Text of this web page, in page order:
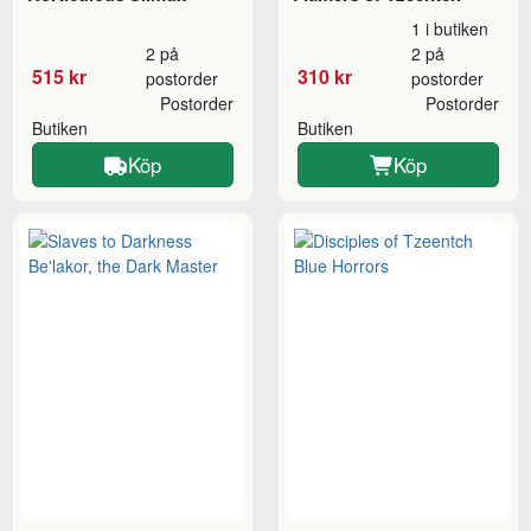
515 kr
2 på
postorder
Butiken
Postorder
Köp
310 kr
1 i butiken
2 på
postorder
Butiken
Postorder
Köp